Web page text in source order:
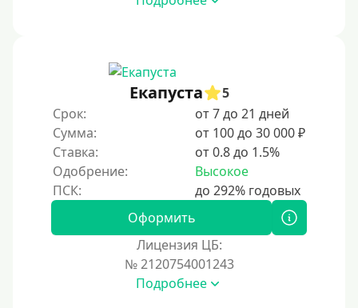
Екапуста
5
Срок:
от 7 до 21 дней
Сумма:
от 100 до 30 000 ₽
Ставка:
от 0.8 до 1.5%
Одобрение:
Высокое
Оформить
Лицензия ЦБ:
№ 2120754001243
Подробнее